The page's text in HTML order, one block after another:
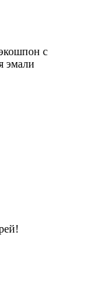
с
эмали